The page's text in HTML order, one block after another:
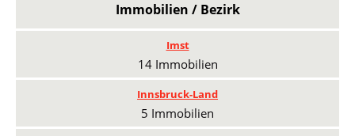
Immobilien / Bezirk
Imst
14 Immobilien
Innsbruck-Land
5 Immobilien